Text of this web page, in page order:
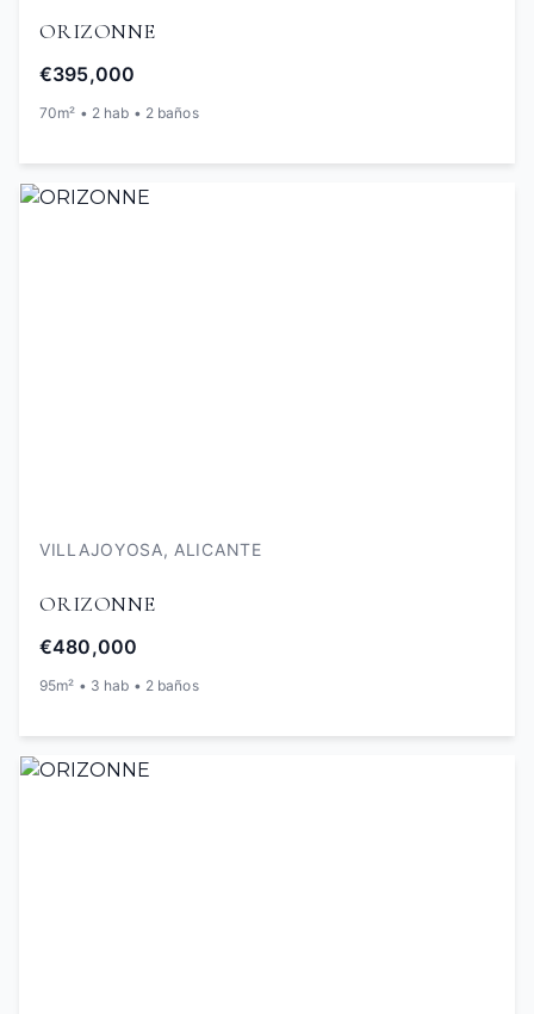
ORIZONNE
€395,000
70m² • 2 hab • 2 baños
VILLAJOYOSA, ALICANTE
ORIZONNE
€480,000
95m² • 3 hab • 2 baños